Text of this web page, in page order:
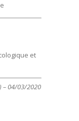
et
) – 04/03/2020